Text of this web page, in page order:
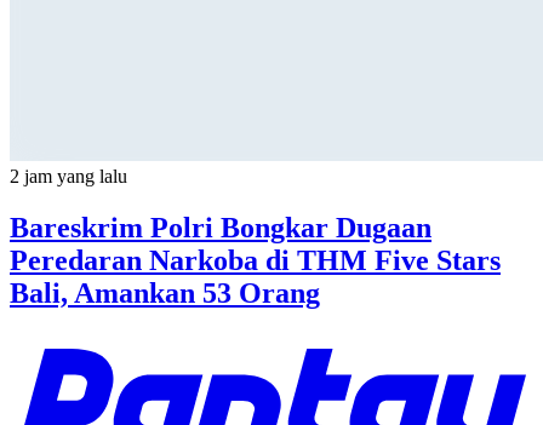
2 jam yang lalu
Bareskrim Polri Bongkar Dugaan
Peredaran Narkoba di THM Five Stars
Bali, Amankan 53 Orang